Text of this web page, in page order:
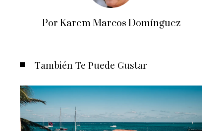
Por Karem Marcos Domínguez
También Te Puede Gustar